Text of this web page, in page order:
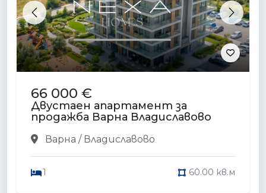
Previous Next
66 000 €
Двустаен апартамент за
продажба Варна Владиславово
Варна / Владиславово
1 60.00 кв.м